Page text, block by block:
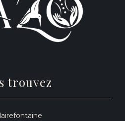
trouvez